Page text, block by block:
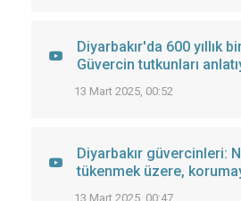
Diyarbakır'da 600 yıllık
Güvercin tutkunları
13 Mart 2025, 00:52
Diyarbakır güvercinleri:
tükenmek üzere,
13 Mart 2025, 00:47